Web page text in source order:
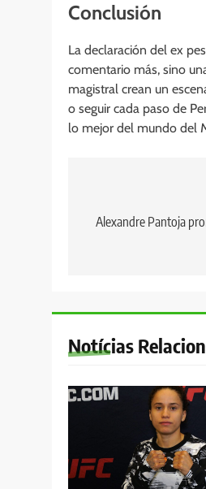
Conclusión
La declaración del ex
comentario más, sino
magistral crean un
o seguir cada paso de
lo mejor del mundo del
de
Alexandre Pantoja
Notícias